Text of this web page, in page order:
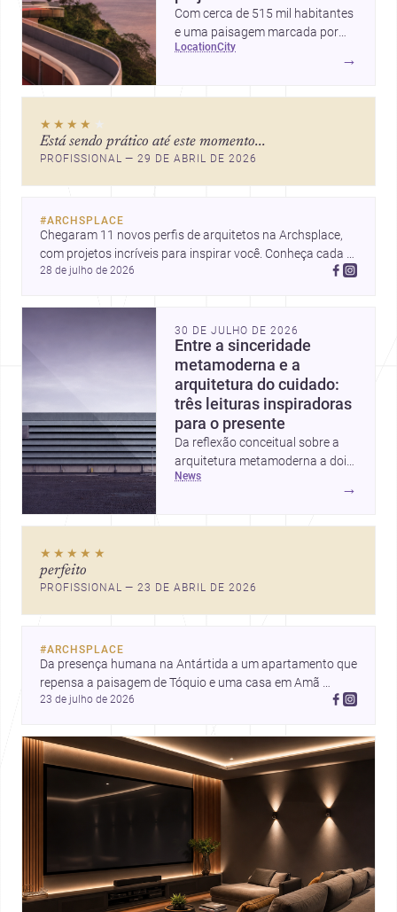
Com cerca de 515 mil habitantes
e uma paisagem marcada por
ícones como o Museu de Arte
mercado interessante para quem
quer construir, reformar ou
location city
→
★★★★ ★
Está sendo prático até este momento...
PROFISSIONAL — 29 DE ABRIL DE 2026
#ARCHSPLACE
Chegaram 11 novos perfis de arquitetos na Archsplace,
com projetos incríveis para inspirar você. Conheça cada
perfil e descubra novas ideias para seus próximos
28 de julho de 2026
30 DE JULHO DE 2026
Entre a sinceridade
metamoderna e a
arquitetura do cuidado:
três leituras inspiradoras
para o presente
Da reflexão conceitual sobre a
arquitetura metamoderna a dois
projetos que colocam escala
humana, bem-estar e experiência
pensar forma, uso e emoção
news
→
★★★★★
perfeito
PROFISSIONAL — 23 DE ABRIL DE 2026
#ARCHSPLACE
Da presença humana na Antártida a um apartamento que
repensa a paisagem de Tóquio e uma casa em Amã
integrada ao terreno. Descubra mais inspirações, projetos
23 de julho de 2026